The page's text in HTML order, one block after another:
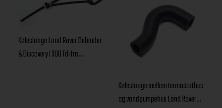
Køleslange Land Rover Defender
& Discovery I 300 Tdi fra
Køleslange mellem termostathus
og vandpumpehus Land Rover